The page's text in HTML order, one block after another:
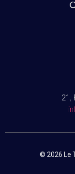
21,
© 2026 Le